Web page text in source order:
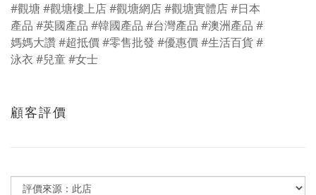
#觀塘 #觀塘樓上店 #觀塘網店 #觀塘實體店 #日本
產品 #英國產品 #韓國產品 #台灣產品 #澳洲產品 #
媽媽大讚 #超抵價 #零售批發 #優惠價 #生活百貨 #
泳衣 #兒童 #女士
顧客評價